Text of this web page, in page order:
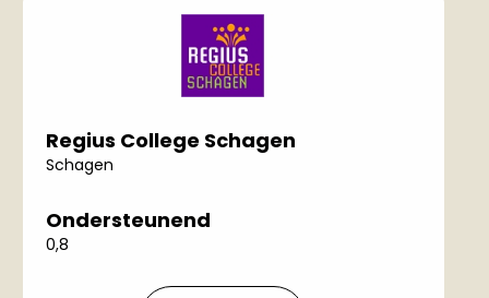
Regius College Schagen
Schagen
Ondersteunend
0,8